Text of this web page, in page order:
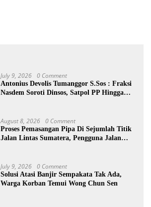
July 9, 2026 0 Comment
Antonius Devolis Tumanggor S.Sos : Fraksi
Nasdem Soroti Dinsos, Satpol PP Hingga
August 8, 2026 0 Comment
Proses Pemasangan Pipa Di Sejumlah Titik
Jalan Lintas Sumatera, Pengguna Jalan
July 9, 2026 0 Comment
Solusi Atasi Banjir Sempakata Tak Ada,
Warga Korban Temui Wong Chun Sen